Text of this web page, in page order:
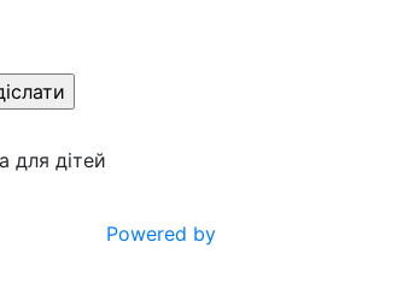
для дітей
Powered by